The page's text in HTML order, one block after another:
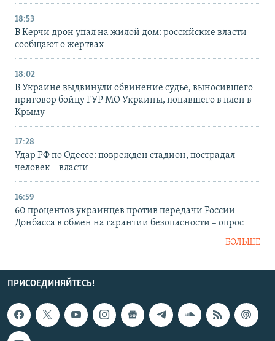
18:53
В Керчи дрон упал на жилой дом: российские власти
сообщают о жертвах
18:02
В Украине выдвинули обвинение судье, выносившего
приговор бойцу ГУР МО Украины, попавшего в плен в
Крыму
17:28
Удар РФ по Одессе: поврежден стадион, пострадал
человек – власти
16:59
60 процентов украинцев против передачи России
Донбасса в обмен на гарантии безопасности – опрос
БОЛЬШЕ
ПРИСОЕДИНЯЙТЕСЬ!